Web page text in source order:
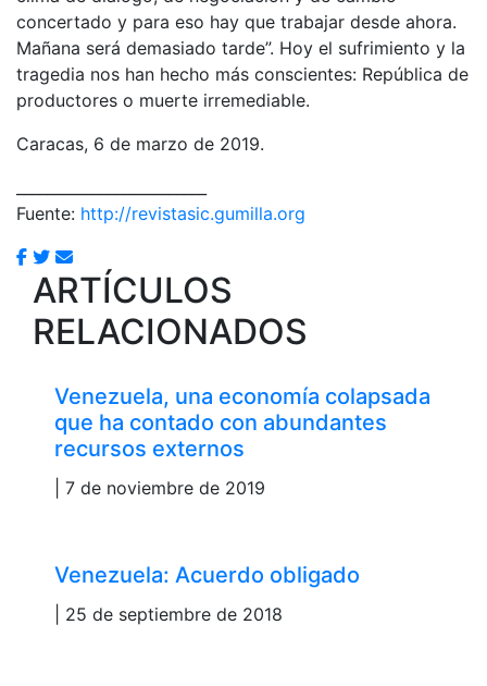
concertado y para eso hay que trabajar desde ahora.
Mañana será demasiado tarde”. Hoy el sufrimiento y la
tragedia nos han hecho más conscientes: República de
productores o muerte irremediable.
Caracas, 6 de marzo de 2019.
Fuente: http://revistasic.gumilla.org
ARTÍCULOS
RELACIONADOS
Venezuela, una economía colapsada
que ha contado con abundantes
recursos externos
| 7 de noviembre de 2019
Venezuela: Acuerdo obligado
| 25 de septiembre de 2018